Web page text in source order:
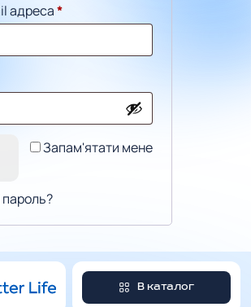
адреса*Обов’язкове
Запам'ятати мене
пароль?
В каталог